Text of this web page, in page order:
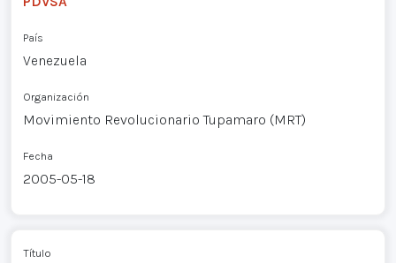
País
Venezuela
Organización
Movimiento Revolucionario Tupamaro (MRT)
Fecha
2005-05-18
Título